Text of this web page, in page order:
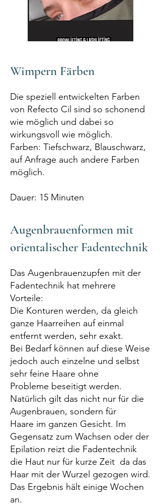
Wimpern Färben
Die speziell entwickelten Farben
von Refecto Cil sind so schonend
wie möglich und dabei so
wirkungsvoll wie möglich.
Farben: Tiefschwarz, Blauschwarz,
auf Anfrage auch andere Farben
möglich.
Dauer: 15 Minuten
Augenbrauenformen mit
orientalischer Fadentechnik
Das Augenbrauenzupfen mit der
Fadentechnik hat mehrere
Vorteile:
Die Konturen werden, da gleich
ganze Haarreihen auf einmal
entfernt werden, sehr exakt.
Bei Bedarf können auf diese Weise
jedoch auch einzelne und selbst
sehr feine Haare ohne
Probleme beseitigt werden.
Natürlich gilt das nicht nur für die
Augenbrauen, sondern für
Haare im ganzen Gesicht. Im
Gegensatz zum Wachsen oder der
Epilation reizt die Fadentechnik
die Haut nur für kurze Zeit da das
Haar mit der Wurzel gezogen wird.
Das Ergebnis hält einige Wochen
an.